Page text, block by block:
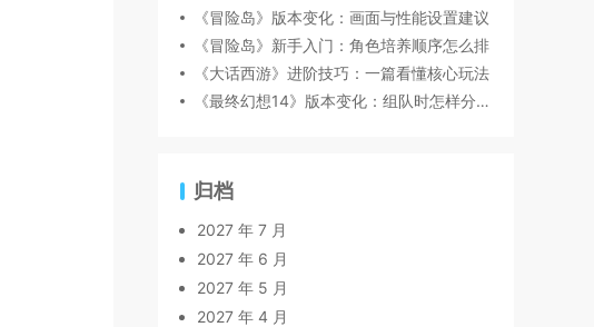
《冒险岛》版本变化：画面与性能设置建议
《冒险岛》新手入门：角色培养顺序怎么排
《大话西游》进阶技巧：一篇看懂核心玩法
《最终幻想14》版本变化：组队时怎样分工更顺畅
归档
2027 年 7 月
2027 年 6 月
2027 年 5 月
2027 年 4 月